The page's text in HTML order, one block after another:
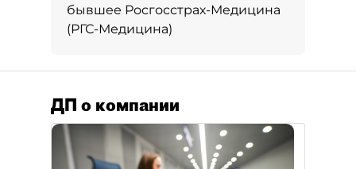
бывшее Росгосстрах-Медицина
(РГС-Медицина)
ДП о компании